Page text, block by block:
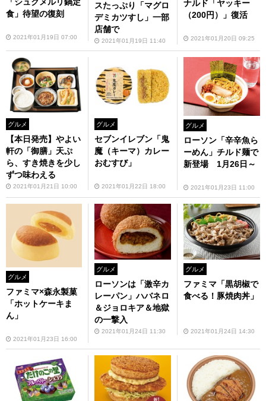
食」待望の復刻
2021年01月19日 07:00
スたっぷり「マグロ
デミカツすし」一部
店舗で
2021年01月19日 11:40
ナルド「ヤッキー
（200円）」復活
2021年01月20日 09:25
グルメ
【本日発売】やよい
軒の「御膳」天ぷ
ら、すき焼きを少し
ずつ味わえる
2021年01月21日 10:00
グルメ
セブンイレブン「鬼
魔（キーマ）カレー
おむすび」
2021年01月22日 18:00
グルメ
ローソン「辛辛魚ら
ーめん」チルド麺で
新登場 1月26日～
2021年01月23日 11:00
グルメ
ファミマ×森永製菓
「ホットケーキま
ん」
2021年01月23日 16:00
グルメ
ローソンは「激辛カ
レーパン」ハバネロ
＆ジョロキア＆地獄
の一撃入
2021年01月24日 11:30
グルメ
ファミマ「黒胡椒で
食べる！豚焼肉丼」
2021年01月24日 14:30